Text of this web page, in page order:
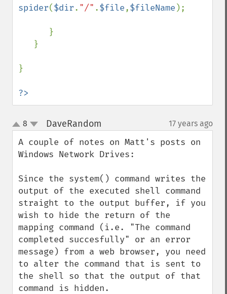
spider($dir. "/" .$file,$fileName );
}
?>
up
down
8 DaveRandom 17 years ago
A couple of notes on Matt's posts on
Windows Network Drives:
Since the system() command writes the
output of the executed shell command
straight to the output buffer, if you
wish to hide the return of the
mapping command (i.e. "The command
completed succesfully" or an error
message) from a web browser, you need
to alter the command that is sent to
the shell so that the output of that
command is hidden.